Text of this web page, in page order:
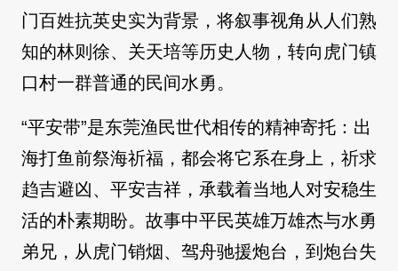
门百姓抗英史实为背景，将叙事视角从人们熟
知的林则徐、关天培等历史人物，转向虎门镇
口村一群普通的民间水勇。
“平安带”是东莞渔民世代相传的精神寄托：出
海打鱼前祭海祈福，都会将它系在身上，祈求
趋吉避凶、平安吉祥，承载着当地人对安稳生
活的朴素期盼。故事中平民英雄万雄杰与水勇
弟兄，从虎门销烟、驾舟驰援炮台，到炮台失